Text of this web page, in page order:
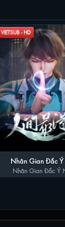
VIETSUB - HD
Nhân Gian Đắc
Nhân Gian Đắc Ý